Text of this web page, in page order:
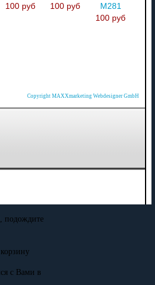
100 руб
100 руб
M281
100 руб
Copyright MAXXmarketing Webdesigner GmbH
подождите
с Вами в